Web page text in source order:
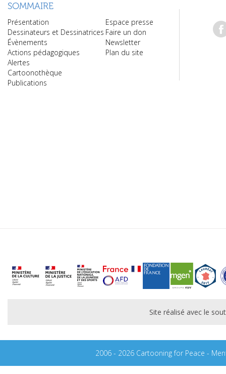
SOMMAIRE
Présentation
Dessinateurs et Dessinatrices
Évènements
Actions pédagogiques
Alertes
Cartoonothèque
Publications
Espace presse
Faire un don
Newsletter
Plan du site
Site réalisé avec le
2006 - 2026 Cartooning for Peace -